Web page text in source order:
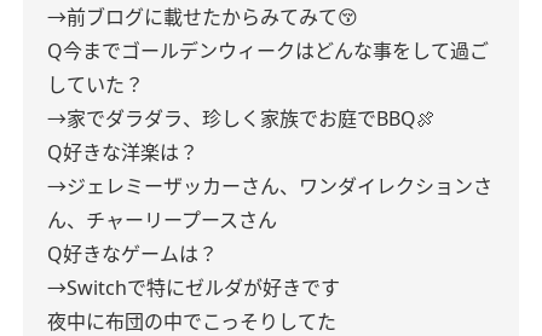
→前ブログに載せたからみてみて😚
Q今までゴールデンウィークはどんな事をして過ご
していた？
→家でダラダラ、珍しく家族でお庭でBBQ🍖
Q好きな洋楽は？
→ジェレミーザッカーさん、ワンダイレクションさ
ん、チャーリープースさん
Q好きなゲームは？
→Switchで特にゼルダが好きです
夜中に布団の中でこっそりしてた